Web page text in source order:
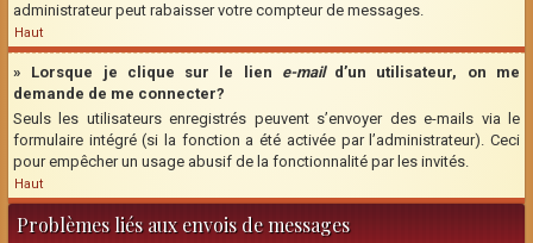
administrateur peut rabaisser votre compteur de messages.
Haut
» Lorsque je clique sur le lien e-maild’un utilisateur, on me
demande de me connecter?
Seuls les utilisateurs enregistrés peuvent s’envoyer des e-mails via le
formulaire intégré (si la fonction a été activée par l’administrateur). Ceci
pour empêcher un usage abusif de la fonctionnalité par les invités.
Haut
Problèmes liés aux envois de messages